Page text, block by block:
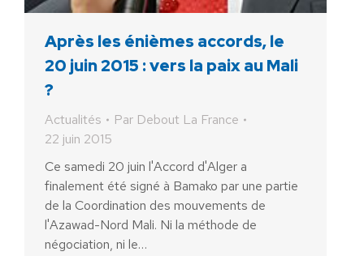
Après les énièmes accords, le
20 juin 2015 : vers la paix au Mali
?
Actualités Par Debout La France
22 juin 2015
Ce samedi 20 juin l'Accord d'Alger a
finalement été signé à Bamako par une partie
de la Coordination des mouvements de
l'Azawad-Nord Mali. Ni la méthode de
négociation, ni le…